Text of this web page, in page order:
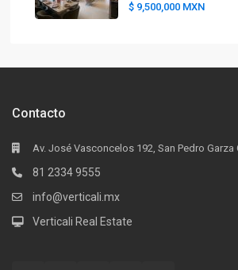
$ 9,500,000 MXN
Contacto
Av. José Vasconcelos 192, San Pedro Garza
81 2334 9555
info@verticali.mx
Verticali Real Estate